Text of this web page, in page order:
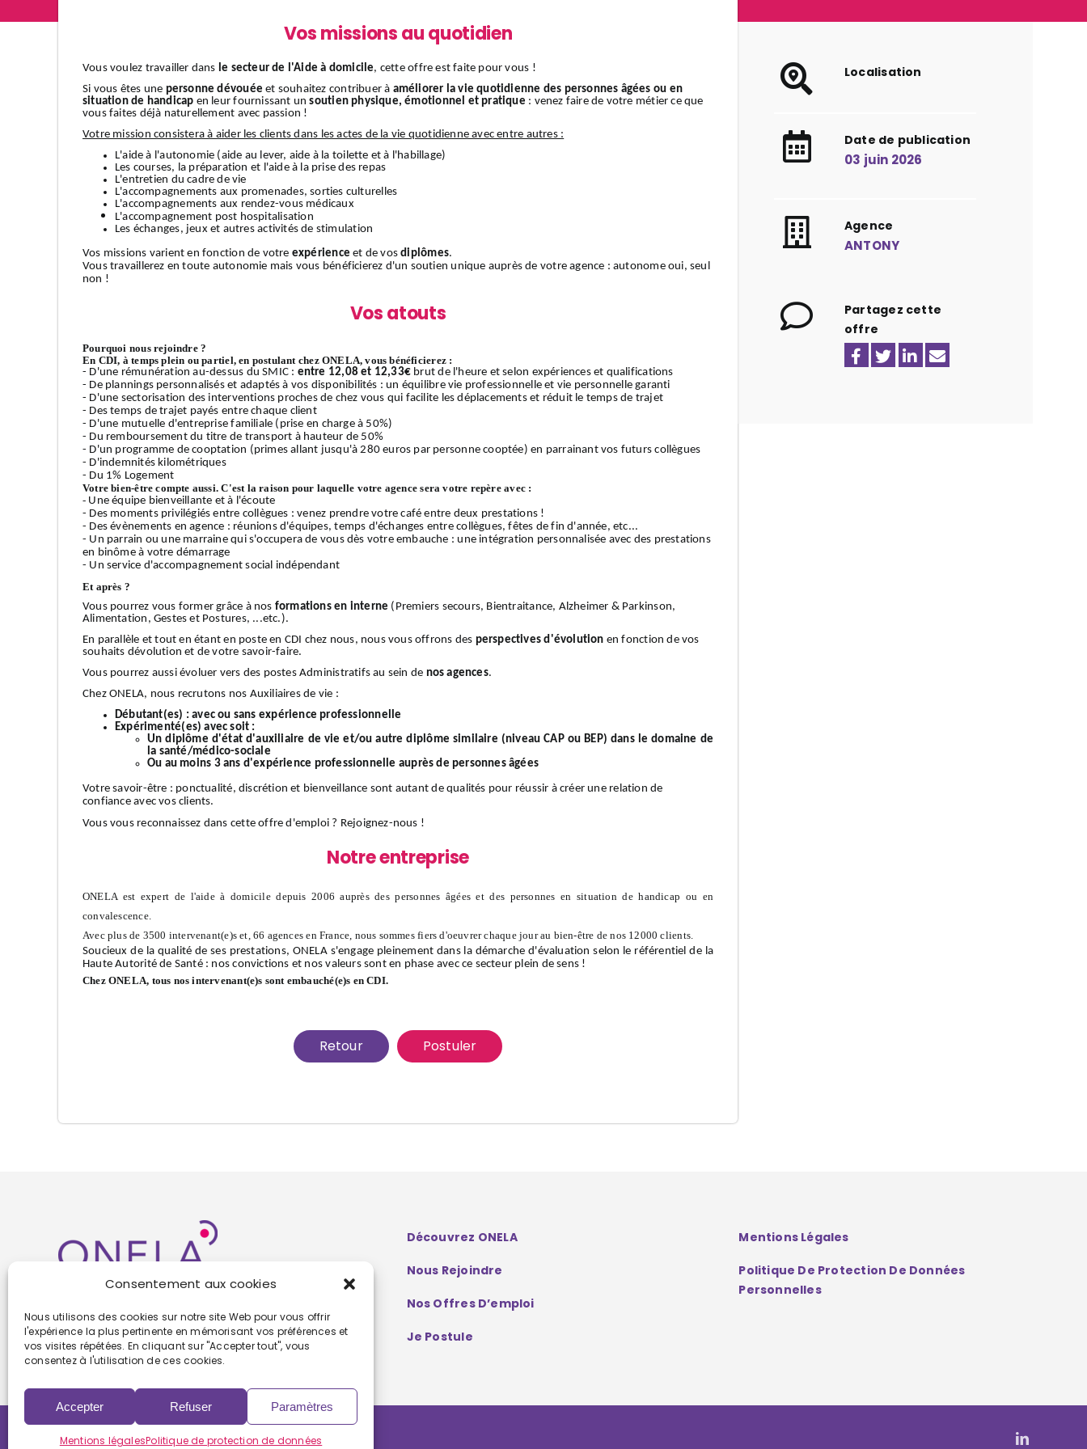
Consentement aux cookies
Nous utilisons des cookies sur notre site Web pour vous offrir
l'expérience la plus pertinente en mémorisant vos préférences et
vos visites répétées. En cliquant sur "Accepter tout", vous
consentez à l'utilisation de ces cookies.
Accepter Refuser Paramètres
Mentions légalesPolitique de protection de données
Localisation
Date de publication
03 juin 2026
Agence
ANTONY
Partagez cette
offre
Vos missions au quotidien
Vous voulez travailler dans le secteur de l'Aide à domicile, cette offre est faite pour vous !
Si vous êtes une personne dévouée et souhaitez contribuer à améliorer la vie quotidienne des personnes âgées ou en
situation de handicap en leur fournissant unsoutien physique, émotionnel et pratique : venez faire de votre métier ce que
vous faites déjà naturellement avec passion !
Votre mission consistera à aider les clients dans les actes de la vie quotidienne avec entre autres :
L'aide à l'autonomie (aide au lever, aide à la toilette et à l'habillage)
Les courses, la préparation et l'aide à la prise des repas
L'entretien du cadre de vie
L'accompagnements aux promenades, sorties culturelles
L'accompagnements aux rendez-vous médicaux
L'accompagnement post hospitalisation
Les échanges, jeux et autres activités de stimulation
Vos missions varient en fonction de votre expérience et de vosdiplômes.
Vous travaillerez en toute autonomie mais vous bénéficierez d'un soutien unique auprès de votre agence : autonome oui, seul
non !
Vos atouts
Pourquoi nous rejoindre ?
En CDI, à temps plein ou partiel, en postulant chez ONELA, vous bénéficierez :
- D'une rémunération au-dessus du SMIC : entre 12,08 et 12,33€ brut de l'heure et selon expériences et qualifications
- De plannings personnalisés et adaptés à vos disponibilités : un équilibre vie professionnelle et vie personnelle garanti
- D'une sectorisation des interventions proches de chez vous qui facilite les déplacements et réduit le temps de trajet
- Des temps de trajet payés entre chaque client
- D'une mutuelle d'entreprise familiale (prise en charge à 50%)
- Du remboursement du titre de transport à hauteur de 50%
- D'un programme de cooptation (primes allant jusqu'à 280 euros par personne cooptée) en parrainant vos futurs collègues
- D'indemnités kilométriques
- Du 1% Logement
Votre bien-être compte aussi. C'est la raison pour laquelle votre agence sera votre repère avec :
- Une équipe bienveillante et à l'écoute
- Des moments privilégiés entre collègues : venez prendre votre café entre deux prestations !
- Des évènements en agence : réunions d'équipes, temps d'échanges entre collègues, fêtes de fin d'année, etc...
- Un parrain ou une marraine qui s'occupera de vous dès votre embauche : une intégration personnalisée avec des prestations
en binôme à votre démarrage
- Un service d'accompagnement social indépendant
Et après ?
Vous pourrez vous former grâce à nos formations en interne (Premiers secours, Bientraitance, Alzheimer & Parkinson,
Alimentation, Gestes et Postures, ...etc.).
En parallèle et tout en étant en poste en CDI chez nous, nous vous offrons des perspectives d'évolution en fonction de vos
souhaits dévolution et de votre savoir-faire.
Vous pourrez aussi évoluer vers des postes Administratifs au sein de nosagences.
Chez ONELA, nous recrutons nos Auxiliaires de vie :
Débutant(es) :avec ou sans expérience professionnelle
Expérimenté(es) avec soit :
Un diplôme d'état d'auxiliaire de vie et/ou autre diplôme similaire (niveau CAP ou BEP) dans le domaine de
la santé/médico-sociale
Ou au moins 3 ans d'expérience professionnelle auprès de personnes âgées
Votresavoir-être : ponctualité, discrétion et bienveillance sont autant de qualités pour réussir à créer une relation de
confiance avec vos clients.
Vous vous reconnaissez dans cette offre d'emploi ? Rejoignez-nous !
Notre entreprise
ONELA est expert de l'aide à domicile depuis 2006 auprès des personnes âgées et des personnes en situation de handicap ou en
convalescence.
Avec plus de 3500 intervenant(e)s et, 66 agences en France, nous sommes fiers d'oeuvrer chaque jour au bien-être de nos 12000 clients.
Soucieux de la qualité de ses prestations, ONELA s'engage pleinement dans la démarche d'évaluation selon le référentiel de la
Haute Autorité de Santé : nos convictions et nos valeurs sont en phase avec ce secteur plein de sens !
Chez ONELA, tous nos intervenant(e)s sont embauché(e)s en CDI.
Retour Postuler
Découvrez ONELA
Nous Rejoindre
Nos Offres D’emploi
Je Postule
Mentions Légales
Politique De Protection De Données
Personnelles
Copyright 2022 | Powered byEolia Software LinkedIn